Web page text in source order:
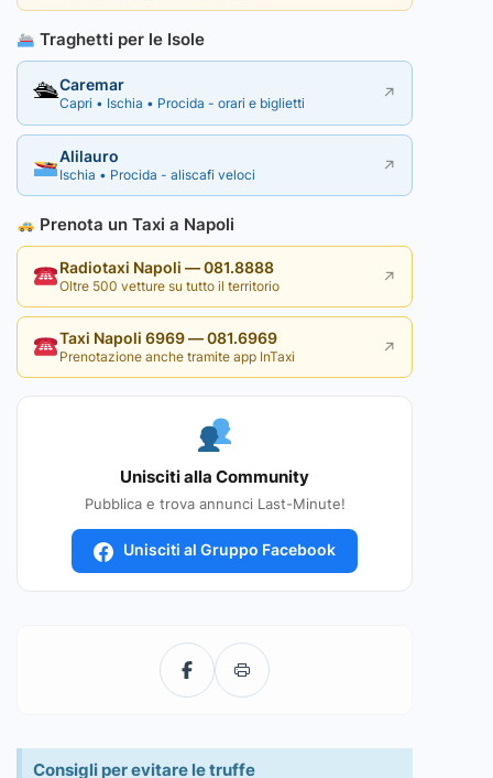
Traghetti per le Isole
🛳Caremar
Capri • Ischia • Procida - orari e biglietti ↗
Alilauro
Ischia • Procida - aliscafi veloci ↗
Prenota un Taxi a Napoli
Radiotaxi Napoli — 081.8888
Oltre 500 vetture su tutto il territorio ↗
Taxi Napoli 6969 — 081.6969
Prenotazione anche tramite app InTaxi ↗
Unisciti alla Community
Pubblica e trova annunci Last-Minute!
Unisciti al Gruppo Facebook
Consigli per evitare le truffe